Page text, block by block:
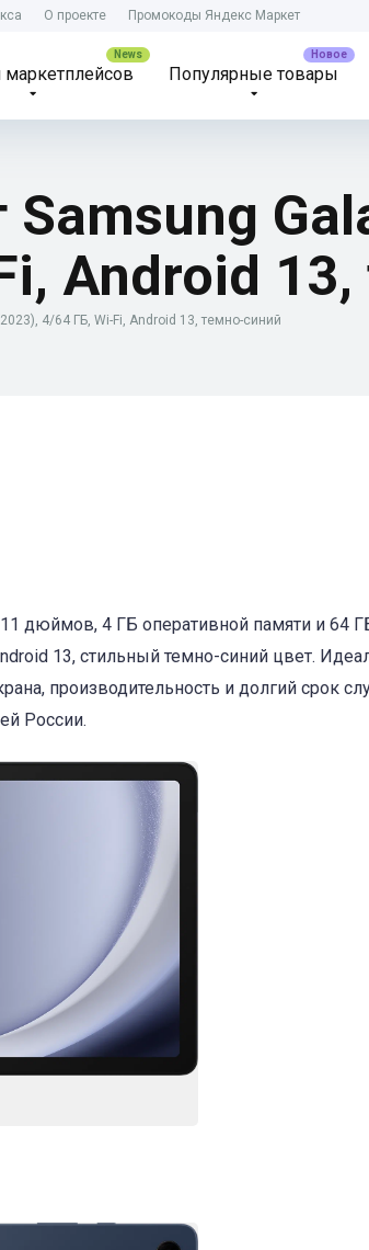
О проекте Промокоды Яндекс Маркет
маркетплейсов Популярные товары
Android
4/64 ГБ, Wi-Fi, Android 13, темно-синий
дюймов, 4 ГБ оперативной памяти и 64
13, стильный темно-синий цвет.
производительность и долгий срок
России.